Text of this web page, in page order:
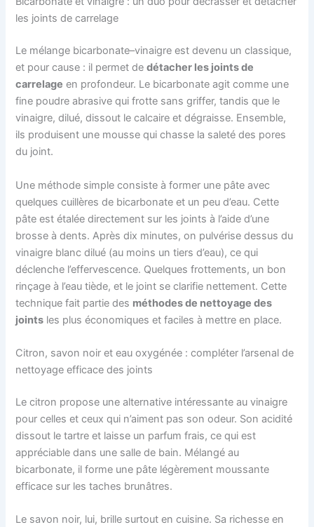
les joints de carrelage
Le mélange bicarbonate–vinaigre est devenu un classique,
et pour cause : il permet dedétacher les joints de
carrelage en profondeur. Le bicarbonate agit comme une
fine poudre abrasive qui frotte sans griffer, tandis que le
vinaigre, dilué, dissout le calcaire et dégraisse. Ensemble,
ils produisent une mousse qui chasse la saleté des pores
du joint.
Une méthode simple consiste à former une pâte avec
quelques cuillères de bicarbonate et un peu d’eau. Cette
pâte est étalée directement sur les joints à l’aide d’une
brosse à dents. Après dix minutes, on pulvérise dessus du
vinaigre blanc dilué (au moins un tiers d’eau), ce qui
déclenche l’effervescence. Quelques frottements, un bon
rinçage à l’eau tiède, et le joint se clarifie nettement. Cette
technique fait partie des méthodes de nettoyage des
joints les plus économiques et faciles à mettre en place.
Citron, savon noir et eau oxygénée : compléter l’arsenal de
nettoyage efficace des joints
Le citron propose une alternative intéressante au vinaigre
pour celles et ceux qui n’aiment pas son odeur. Son acidité
dissout le tartre et laisse un parfum frais, ce qui est
appréciable dans une salle de bain. Mélangé au
bicarbonate, il forme une pâte légèrement moussante
efficace sur les taches brunâtres.
Le savon noir, lui, brille surtout en cuisine. Sa richesse en